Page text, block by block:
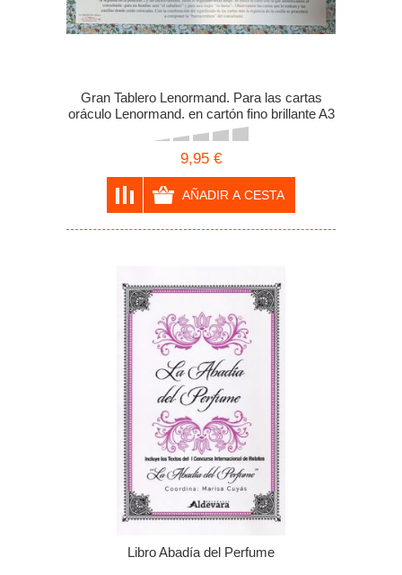
Gran Tablero Lenormand. Para las cartas
oráculo Lenormand. en cartón fino brillante A3
9,95 €
Libro Abadía del Perfume